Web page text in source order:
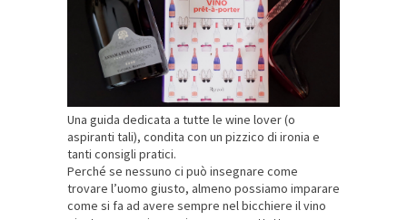
Una guida dedicata a tutte le wine lover (o
aspiranti tali), condita con un pizzico di ironia e
tanti consigli pratici.
Perché se nessuno ci può insegnare come
trovare l’uomo giusto, almeno possiamo imparare
come si fa ad avere sempre nel bicchiere il vino